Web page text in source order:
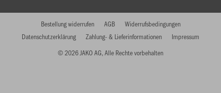
© 2026 JAKO AG, Alle Rechte vorbehalten
Bestellung widerrufen AGB
Widerrufsbedingungen
Datenschutzerklärung
Zahlung- & Lieferinformationen Impressum